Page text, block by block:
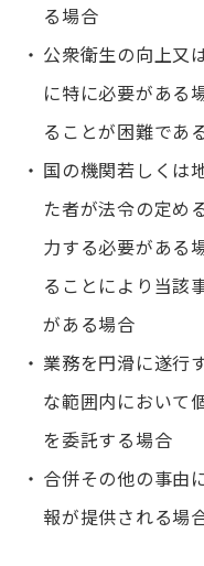
る場合
公衆衛生の向上又
に特に必要がある
ることが困難であ
国の機関若しくは
た者が法令の定め
力する必要がある
ることにより当該
がある場合
業務を円滑に遂行
な範囲内において
を委託する場合
合併その他の事由
報が提供される場